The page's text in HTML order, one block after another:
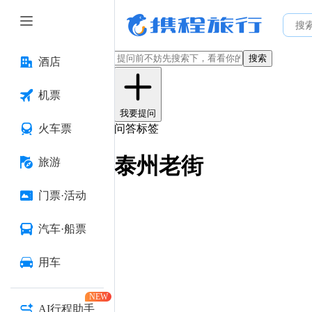
酒店
机票
火车票
旅游
门票·活动
汽车·船票
用车
AI行程助手
NEW
搜索
我要提问
问答标签
泰州老街